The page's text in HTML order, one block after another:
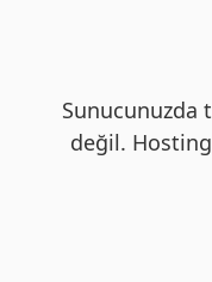
Sunucunuzda
değil.